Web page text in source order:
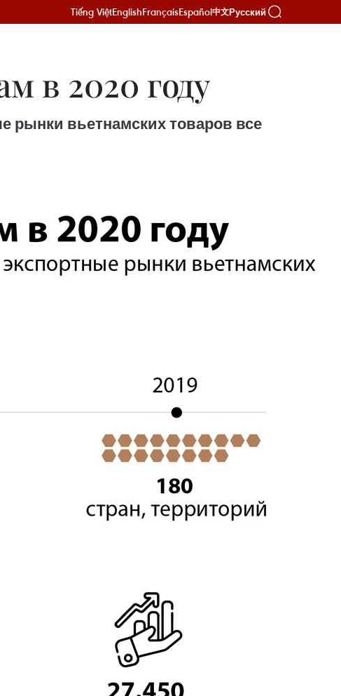
Tiếng ViệtEnglishFrançaisEspañol中文Русский
в 2020 году
рынки вьетнамских товаров все